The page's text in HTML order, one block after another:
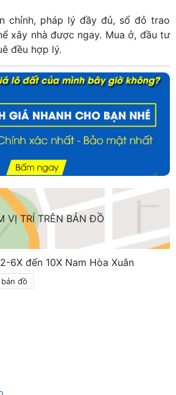
chỉnh, pháp lý đầy đủ, sổ đỏ trao
xây nhà được ngay. Mua ở, đầu tư
đều hợp lý.
VỊ TRÍ TRÊN BẢN ĐỒ
6X đến 10X Nam Hòa Xuân
đồ